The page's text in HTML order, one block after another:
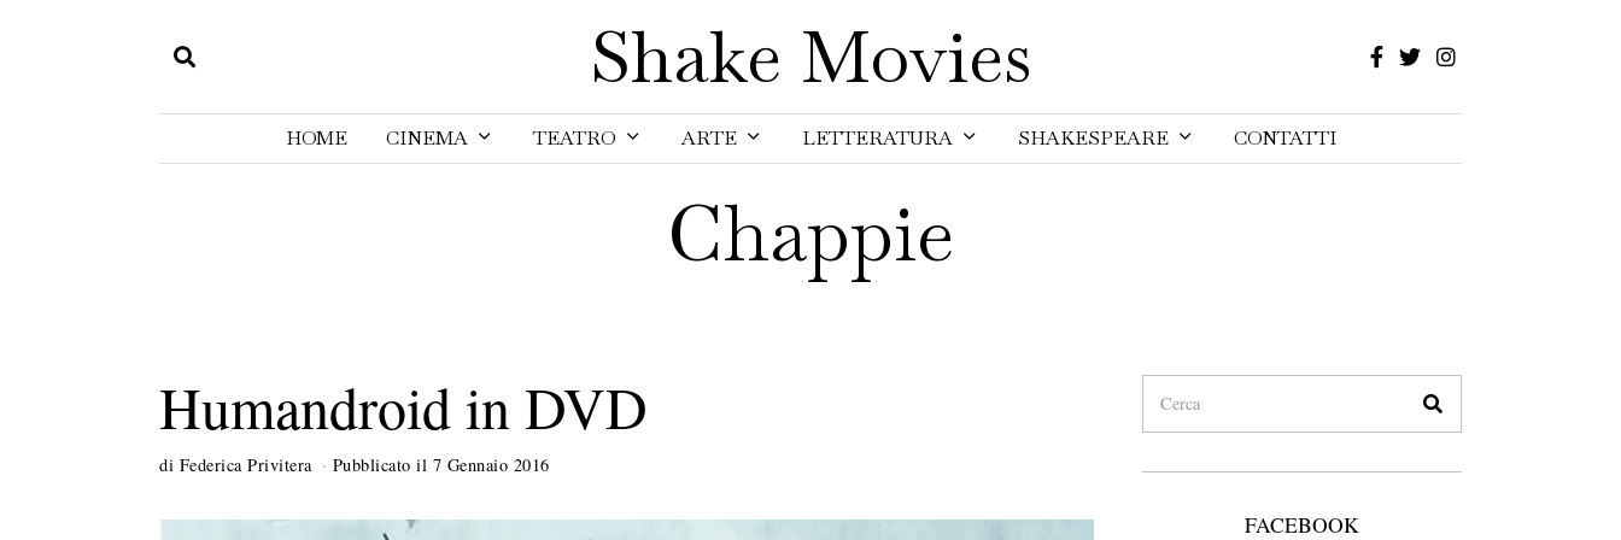
Shake Movies
HOME CINEMA TEATRO ARTE LETTERATURA SHAKESPEARE CONTATTI
Chappie
Humandroid in DVD
di Federica Privitera Pubblicato il 7 Gennaio 2016
FACEBOOK